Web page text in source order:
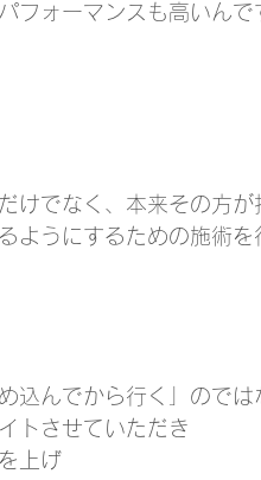
フォーマンスも高いんで
けでなく、本来その方
ようにするための施術を
込んでから行く」のでは
トさせていただき
上げ